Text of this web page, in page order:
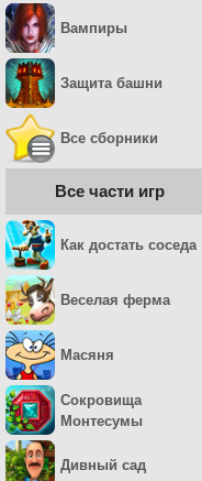
Вампиры
Защита башни
Все сборники
Все части игр
Как достать соседа
Веселая ферма
Масяня
Сокровища
Монтесумы
Дивный сад